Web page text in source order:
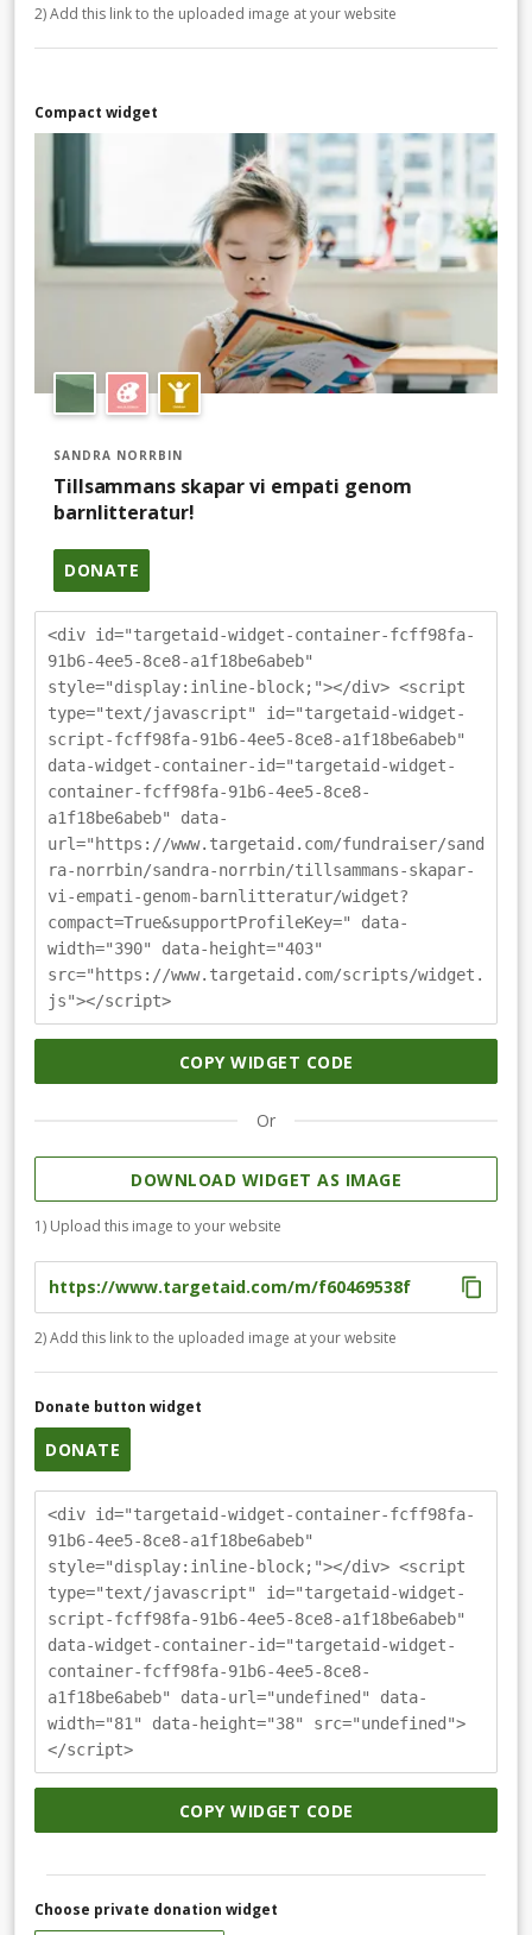
2) Add this link to the uploaded image at your website
Compact widget
SANDRA NORRBIN
Tillsammans skapar vi empati genom
barnlitteratur!
DONATE
<div id="targetaid-widget-container-fcff98fa-
91b6-4ee5-8ce8-a1f18be6abeb"
style="display:inline-block;"></div> <script
type="text/javascript" id="targetaid-widget-
script-fcff98fa-91b6-4ee5-8ce8-a1f18be6abeb"
data-widget-container-id="targetaid-widget-
container-fcff98fa-91b6-4ee5-8ce8-
a1f18be6abeb" data-
url="https://www.targetaid.com/fundraiser/sand
ra-norrbin/sandra-norrbin/tillsammans-skapar-
vi-empati-genom-barnlitteratur/widget?
compact=True&supportProfileKey=" data-
width="390" data-height="403"
src="https://www.targetaid.com/scripts/widget.
js"></script>
COPY WIDGET CODE
Or
DOWNLOAD WIDGET AS IMAGE
1) Upload this image to your website
2) Add this link to the uploaded image at your website
Donate button widget
DONATE
<div id="targetaid-widget-container-fcff98fa-
91b6-4ee5-8ce8-a1f18be6abeb"
style="display:inline-block;"></div> <script
type="text/javascript" id="targetaid-widget-
script-fcff98fa-91b6-4ee5-8ce8-a1f18be6abeb"
data-widget-container-id="targetaid-widget-
container-fcff98fa-91b6-4ee5-8ce8-
a1f18be6abeb" data-url="undefined" data-
width="81" data-height="38" src="undefined">
</script>
COPY WIDGET CODE
Choose private donation widget